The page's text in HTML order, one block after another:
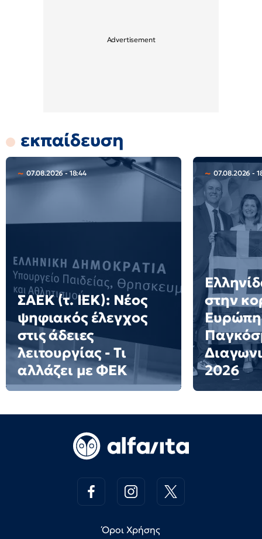
εκπαίδευση
07.08.2026 - 18:44
ΣΑΕΚ (τ. ΙΕΚ): Νέος
ψηφιακός έλεγχος
στις άδειες
λειτουργίας - Τι
αλλάζει με ΦΕΚ
07.08.2026 -
στην
2026
Όροι Χρήσης